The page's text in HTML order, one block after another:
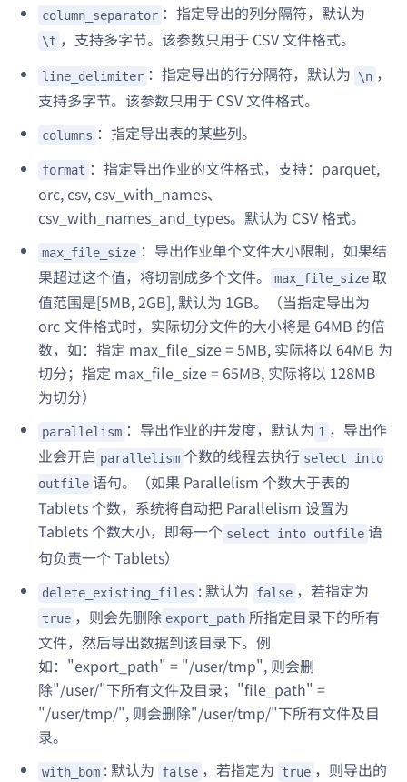
column_separator ：指定导出的列分隔符，默认为
\t ，支持多字节。该参数只用于 CSV 文件格式。
line_delimiter ：指定导出的行分隔符，默认为 \n ，
支持多字节。该参数只用于 CSV 文件格式。
columns ：指定导出表的某些列。
format ：指定导出作业的文件格式，支持：parquet,
orc, csv, csv_with_names、
csv_with_names_and_types。默认为 CSV 格式。
max_file_size ：导出作业单个文件大小限制，如果结
果超过这个值，将切割成多个文件。
max_file_size 取
值范围是[5MB, 2GB], 默认为 1GB。（当指定导出为
orc 文件格式时，实际切分文件的大小将是 64MB 的倍
数，如：指定 max_file_size = 5MB, 实际将以 64MB 为
切分；指定 max_file_size = 65MB, 实际将以 128MB
为切分）
parallelism ：导出作业的并发度，默认为 1 ，导出作
业会开启 parallelism 个数的线程去执行 select into
outfile 语句。（如果 Parallelism 个数大于表的
Tablets 个数，系统将自动把 Parallelism 设置为
Tablets 个数大小，即每一个 select into outfile 语
句负责一个 Tablets）
delete_existing_files : 默认为 false ，若指定为
true ，则会先删除 export_path 所指定目录下的所有
文件，然后导出数据到该目录下。例
如："export_path" = "/user/tmp", 则会删
除"/user/"下所有文件及目录；"file_path" =
"/user/tmp/", 则会删除"/user/tmp/"下所有文件及目
录。
with_bom : 默认为 false ，若指定为 true ，则导出的